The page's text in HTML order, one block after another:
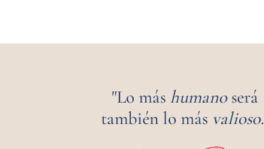
"Lo más humanoserá
también lo más valioso.